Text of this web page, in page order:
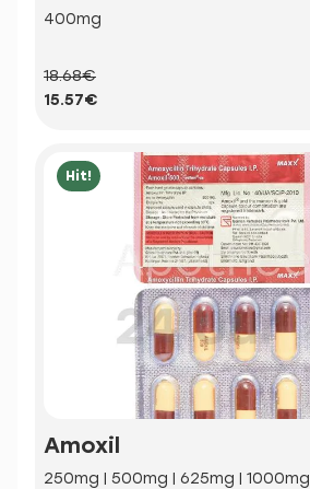
400mg
18.68€
15.57€
Hit!
Amoxil
250mg | 500mg | 625mg | 1000mg